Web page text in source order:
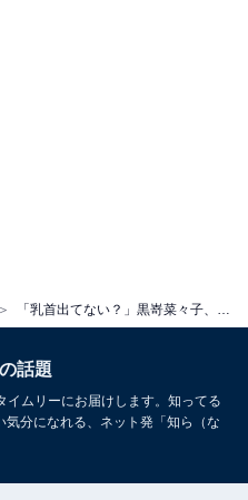
話題
イムリーにお届けします。知ってる
分になれる、ネット発「知ら（な